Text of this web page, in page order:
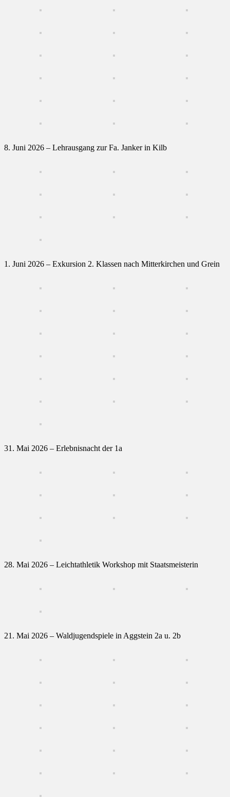
8. Juni 2026 – Lehrausgang zur Fa. Janker in Kilb
1. Juni 2026 – Exkursion 2. Klassen nach Mitterkirchen und Grein
31. Mai 2026 – Erlebnisnacht der 1a
28. Mai 2026 – Leichtathletik Workshop mit Staatsmeisterin
21. Mai 2026 – Waldjugendspiele in Aggstein 2a u. 2b